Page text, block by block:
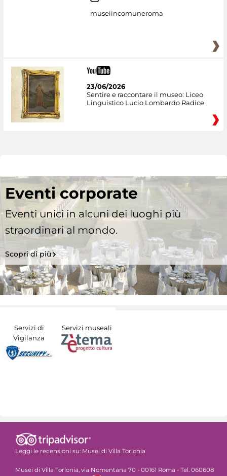
museiincomuneroma
23/06/2026
Sentire e raccontare il museo: Liceo
Linguistico Lucio Lombardo Radice
Eventi corporate
Eventi unici in alcuni dei luoghi più
straordinari al mondo.
Scopri di più
Servizi di
Vigilanza
Servizi museali
Leggi le recensioni su: Musei di Villa Torlonia
Musei di Villa Torlonia, via Nomentana 70 - 00161 Roma - Tel. 060608